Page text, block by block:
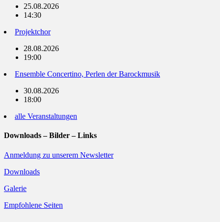
25.08.2026
14:30
Projektchor
28.08.2026
19:00
Ensemble Concertino, Perlen der Barockmusik
30.08.2026
18:00
alle Veranstaltungen
Downloads – Bilder – Links
Anmeldung zu unserem Newsletter
Downloads
Galerie
Empfohlene Seiten